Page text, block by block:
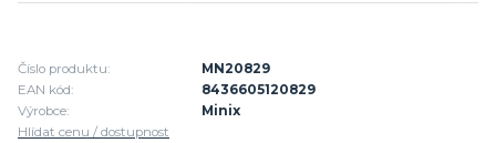
Číslo produktu:
MN20829
EAN kód:
8436605120829
Výrobce:
Minix
Hlídat cenu / dostupnost